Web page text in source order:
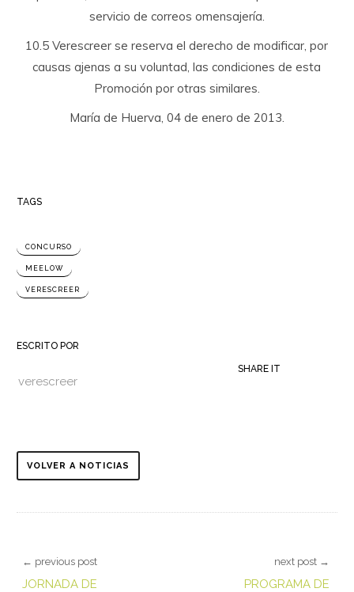
servicio de correos omensajería.
10.5 Verescreer se reserva el derecho de modificar, por
causas ajenas a su voluntad, las condiciones de esta
Promoción por otras similares.
María de Huerva, 04 de enero de 2013.
TAGS
CONCURSO
MEELOW
VERESCREER
ESCRITO POR
verescreer
SHARE IT
VOLVER A NOTICIAS
← previous post
JORNADA DE
next post →
PROGRAMA DE